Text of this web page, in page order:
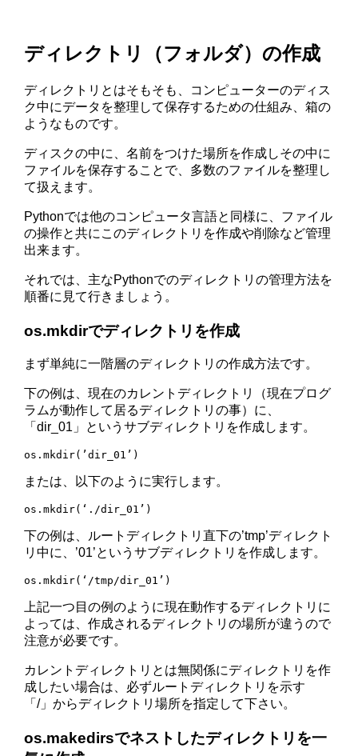
ディレクトリ（フォルダ）の作成
ディレクトリとはそもそも、コンピューターのディス
ク中にデータを整理して保存するための仕組み、箱の
ようなものです。
ディスクの中に、名前をつけた場所を作成しその中に
ファイルを保存することで、多数のファイルを整理し
て扱えます。
Pythonでは他のコンピュータ言語と同様に、ファイル
の操作と共にこのディレクトリを作成や削除など管理
出来ます。
それでは、主なPythonでのディレクトリの管理方法を
順番に見て行きましょう。
os.mkdirでディレクトリを作成
まず単純に一階層のディレクトリの作成方法です。
下の例は、現在のカレントディレクトリ（現在プログ
ラムが動作して居るディレクトリの事）に、
「dir_01」というサブディレクトリを作成します。
os.mkdir(’dir_01’)
または、以下のように実行します。
os.mkdir(‘./dir_01’)
下の例は、ルートディレクトリ直下の’tmp’ディレクト
リ中に、’01’というサブディレクトリを作成します。
os.mkdir(‘/tmp/dir_01’)
上記一つ目の例のように現在動作するディレクトリに
よっては、作成されるディレクトリの場所が違うので
注意が必要です。
カレントディレクトリとは無関係にディレクトリを作
成したい場合は、必ずルートディレクトリを示す
「/」からディレクトリ場所を指定して下さい。
os.makedirsでネストしたディレクトリを一